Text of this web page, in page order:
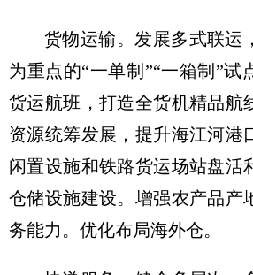
货物运输。发展多式联运
为重点的“一单制”“一箱制”试
货运航班，打造全货机精品航
资源统筹发展，提升海江河港
闲置设施和铁路货运场站盘活
仓储设施建设。增强农产品产
务能力。优化布局海外仓。